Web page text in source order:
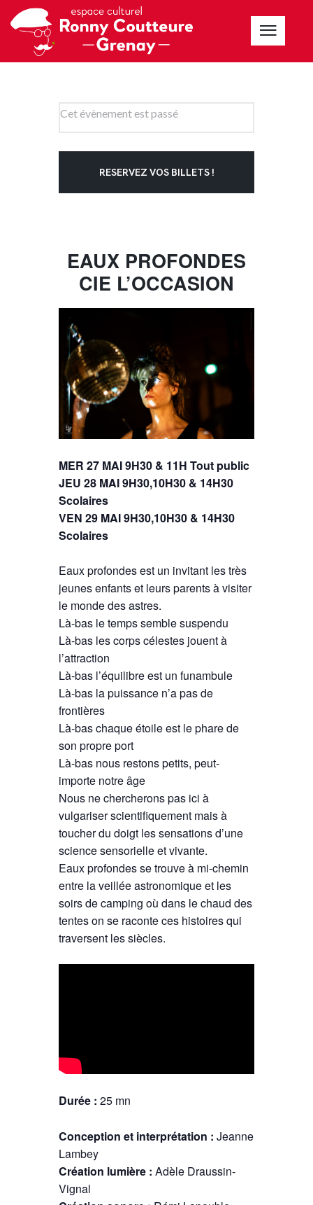
Cet évènement est passé
RESERVEZ VOS BILLETS !
EAUX PROFONDES
CIE L’OCCASION
MER 27 MAI 9H30 & 11H Tout public
JEU 28 MAI 9H30,10H30 & 14H30
Scolaires
VEN 29 MAI 9H30,10H30 & 14H30
Scolaires
Eaux profondes est un invitant les très
jeunes enfants et leurs parents à visiter
le monde des astres.
Là-bas le temps semble suspendu
Là-bas les corps célestes jouent à
l’attraction
Là-bas l’équilibre est un funambule
Là-bas la puissance n’a pas de
frontières
Là-bas chaque étoile est le phare de
son propre port
Là-bas nous restons petits, peut-
importe notre âge
Nous ne chercherons pas ici à
vulgariser scientifiquement mais à
toucher du doigt les sensations d’une
science sensorielle et vivante.
Eaux profondes se trouve à mi-chemin
entre la veillée astronomique et les
soirs de camping où dans le chaud des
tentes on se raconte ces histoires qui
traversent les siècles.
Durée : 25 mn
Conception et interprétation : Jeanne
Lambey
Création lumière : Adèle Draussin-
Vignal